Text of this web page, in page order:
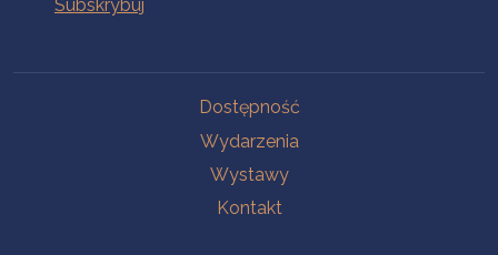
Dostępność
Wydarzenia
Wystawy
Kontakt